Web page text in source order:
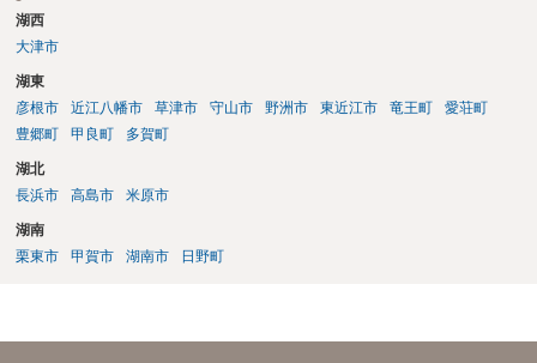
湖西
大津市
湖東
彦根市
近江八幡市 草津市 守山市 野洲市 東近江市 竜王町
愛荘町
豊郷町
甲良町 多賀町
湖北
長浜市
高島市 米原市
湖南
栗東市
甲賀市 湖南市 日野町